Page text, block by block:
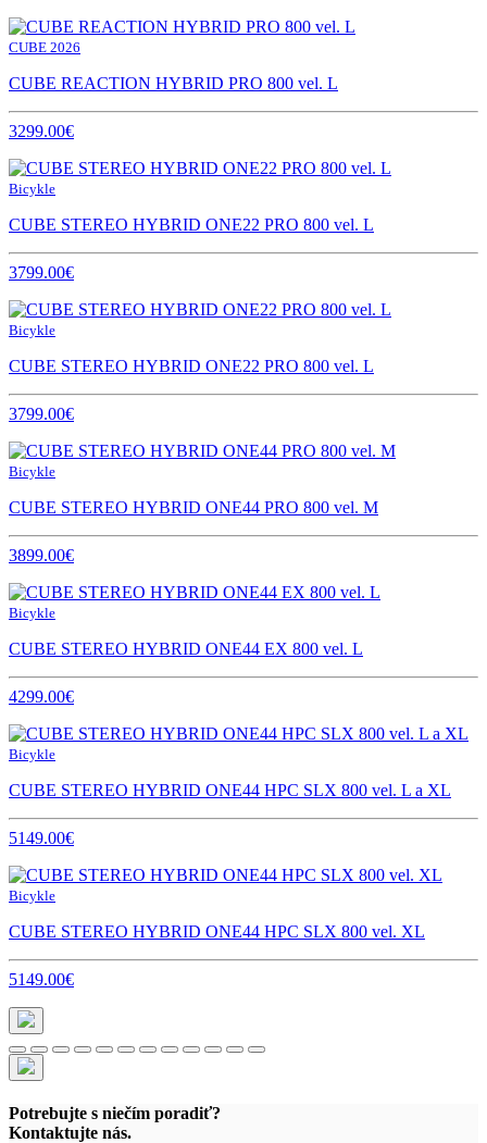
CUBE 2026
CUBE REACTION HYBRID PRO 800 vel. L
3299.00€
Bicykle
CUBE STEREO HYBRID ONE22 PRO 800 vel. L
3799.00€
Bicykle
CUBE STEREO HYBRID ONE22 PRO 800 vel. L
3799.00€
Bicykle
CUBE STEREO HYBRID ONE44 PRO 800 vel. M
3899.00€
Bicykle
CUBE STEREO HYBRID ONE44 EX 800 vel. L
4299.00€
Bicykle
CUBE STEREO HYBRID ONE44 HPC SLX 800 vel. L a XL
5149.00€
Bicykle
CUBE STEREO HYBRID ONE44 HPC SLX 800 vel. XL
5149.00€
Potrebujte s niečím poradiť?
Kontaktujte nás.